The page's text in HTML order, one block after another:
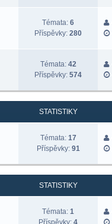
Témata: 6
Příspěvky: 280
Témata: 42
Příspěvky: 574
STATISTIKY
Témata: 17
Příspěvky: 91
STATISTIKY
Témata: 1
Příspěvky: 4